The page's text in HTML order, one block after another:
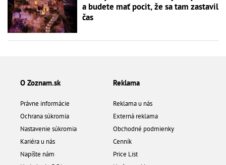
a budete mať pocit, že sa tam zastavil
čas
O Zoznam.sk
Právne informácie
Ochrana súkromia
Nastavenie súkromia
Kariéra u nás
Napíšte nám
Reklama
Reklama u nás
Externá reklama
Obchodné podmienky
Cenník
Price List